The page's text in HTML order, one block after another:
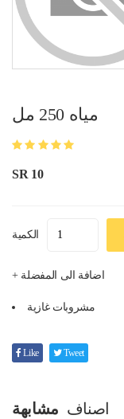
مياه 250 مل
SR 10
الكمية
+ اضافة الى المفضلة
مشروبات غازية
Like Tweet
اصناف مشابهة